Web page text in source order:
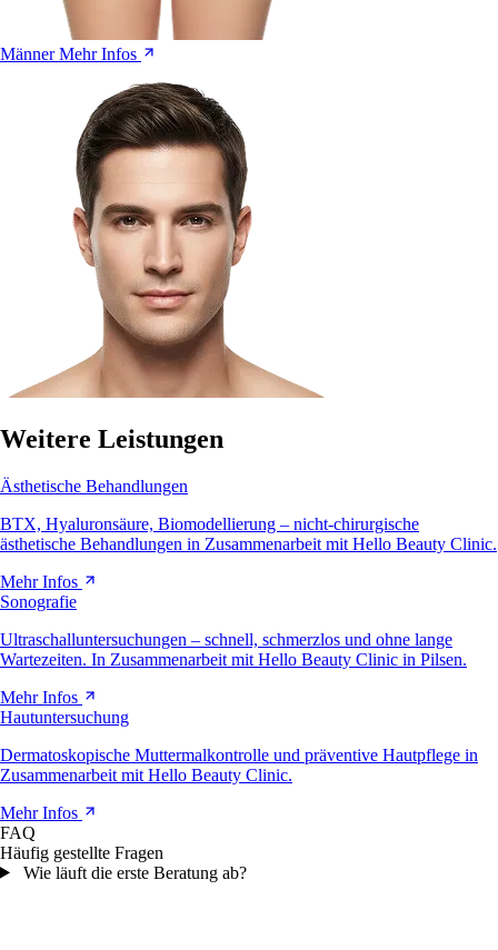
Männer Mehr Infos
Weitere Leistungen
Ästhetische Behandlungen
BTX, Hyaluronsäure, Biomodellierung – nicht-chirurgische
ästhetische Behandlungen in Zusammenarbeit mit Hello Beauty Clinic.
Mehr Infos
Sonografie
Ultraschalluntersuchungen – schnell, schmerzlos und ohne lange
Wartezeiten. In Zusammenarbeit mit Hello Beauty Clinic in Pilsen.
Mehr Infos
Hautuntersuchung
Dermatoskopische Muttermalkontrolle und präventive Hautpflege in
Zusammenarbeit mit Hello Beauty Clinic.
Mehr Infos
FAQ
Häufig gestellte Fragen
Wie läuft die erste Beratung ab?